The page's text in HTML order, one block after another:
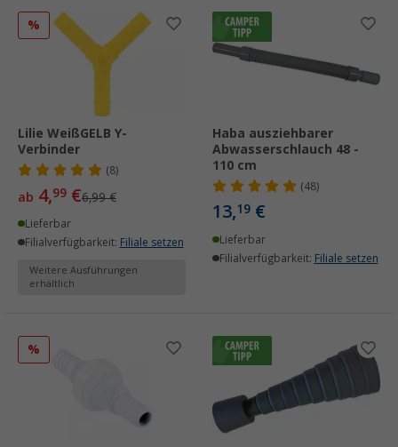
%
Lilie WeißGELB Y-
Verbinder
(8)
ab 4,99 €6,99 €
Lieferbar
Filialverfügbarkeit: Filiale setzen
Weitere Ausführungen
erhältlich
Haba ausziehbarer
Abwasserschlauch 48 -
110 cm
(48)
13,19 €
Lieferbar
Filialverfügbarkeit: Filiale setzen
%